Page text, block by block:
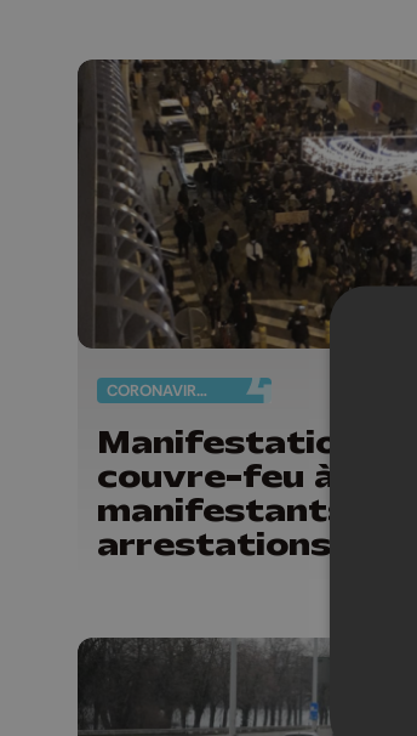
CORONAVIRUS
Manifestation
couvre-feu à
manifestants et
arrestations